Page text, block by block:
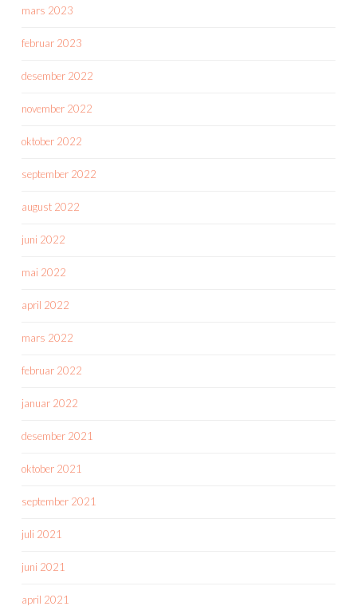
mars 2023
februar 2023
desember 2022
november 2022
oktober 2022
september 2022
august 2022
juni 2022
mai 2022
april 2022
mars 2022
februar 2022
januar 2022
desember 2021
oktober 2021
september 2021
juli 2021
juni 2021
april 2021